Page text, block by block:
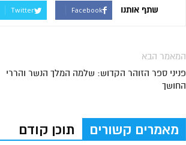
שתף אותנו Facebook
Twitter
המאמר הבא
פניני ספר הזוהר הקדוש: שלמה המלך הנשר והררי
החושך
מאמרים קשורים תוכן קודם